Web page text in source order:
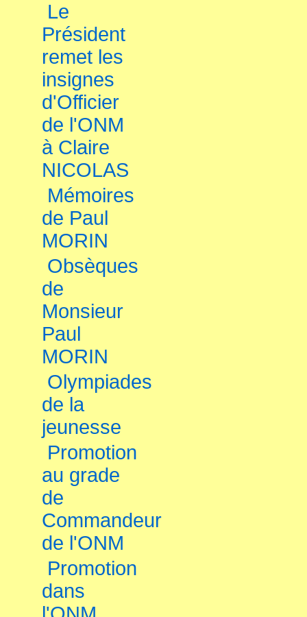
Le
Président
remet les
insignes
d'Officier
de l'ONM
à Claire
NICOLAS
Mémoires
de Paul
MORIN
Obsèques
de
Monsieur
Paul
MORIN
Olympiades
de la
jeunesse
Promotion
au grade
de
Commandeur
de l'ONM
Promotion
dans